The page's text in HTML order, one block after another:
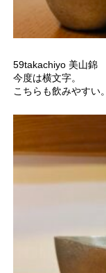
59takachiyo 美山錦
今度は横文字。
こちらも飲みやすい。